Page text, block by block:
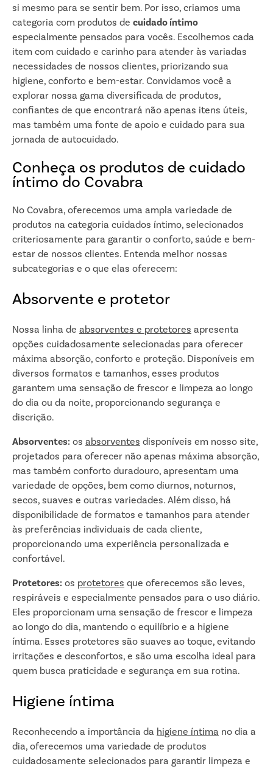
si mesmo para se sentir bem. Por isso, criamos uma
categoria com produtos de cuidado íntimo
especialmente pensados para vocês. Escolhemos cada
item com cuidado e carinho para atender às variadas
necessidades de nossos clientes, priorizando sua
higiene, conforto e bem-estar. Convidamos você a
explorar nossa gama diversificada de produtos,
confiantes de que encontrará não apenas itens úteis,
mas também uma fonte de apoio e cuidado para sua
jornada de autocuidado.
Conheça os produtos de cuidado
íntimo do Covabra
No Covabra, oferecemos uma ampla variedade de
produtos na categoria cuidados íntimo, selecionados
criteriosamente para garantir o conforto, saúde e bem-
estar de nossos clientes. Entenda melhor nossas
subcategorias e o que elas oferecem:
Absorvente e protetor
Nossa linha de absorventes e protetores apresenta
opções cuidadosamente selecionadas para oferecer
máxima absorção, conforto e proteção. Disponíveis em
diversos formatos e tamanhos, esses produtos
garantem uma sensação de frescor e limpeza ao longo
do dia ou da noite, proporcionando segurança e
discrição.
Absorventes: os absorventes disponíveis em nosso site,
projetados para oferecer não apenas máxima absorção,
mas também conforto duradouro, apresentam uma
variedade de opções, bem como diurnos, noturnos,
secos, suaves e outras variedades. Além disso, há
disponibilidade de formatos e tamanhos para atender
às preferências individuais de cada cliente,
proporcionando uma experiência personalizada e
confortável.
Protetores: os protetores que oferecemos são leves,
respiráveis e especialmente pensados para o uso diário.
Eles proporcionam uma sensação de frescor e limpeza
ao longo do dia, mantendo o equilíbrio e a higiene
íntima. Esses protetores são suaves ao toque, evitando
irritações e desconfortos, e são uma escolha ideal para
quem busca praticidade e segurança em sua rotina.
Higiene íntima
Reconhecendo a importância da higiene íntima no dia a
dia, oferecemos uma variedade de produtos
cuidadosamente selecionados para garantir limpeza e